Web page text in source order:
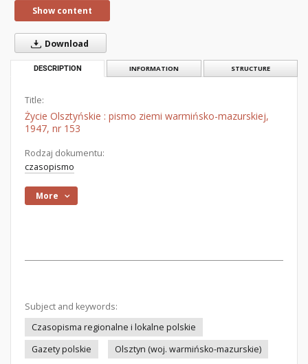
Show content
Download
DESCRIPTION INFORMATION STRUCTURE
Title:
Życie Olsztyńskie : pismo ziemi warmińsko-mazurskiej,
1947, nr 153
Rodzaj dokumentu:
czasopismo
More
Subject and keywords:
Czasopisma regionalne i lokalne polskie
Gazety polskie
Olsztyn (woj. warmińsko-mazurskie)